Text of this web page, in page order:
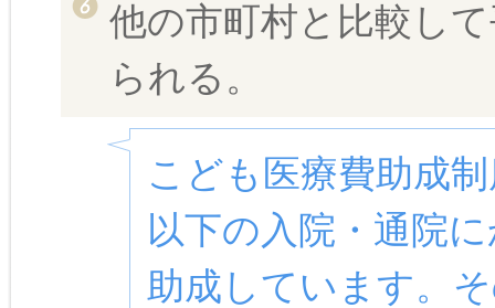
他の市町村と比較し
られる。
こども医療費助成
以下の入院・通院
助成しています。